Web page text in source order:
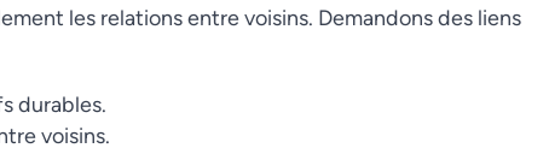
les relations entre voisins. Demandons des liens
durables.
voisins.